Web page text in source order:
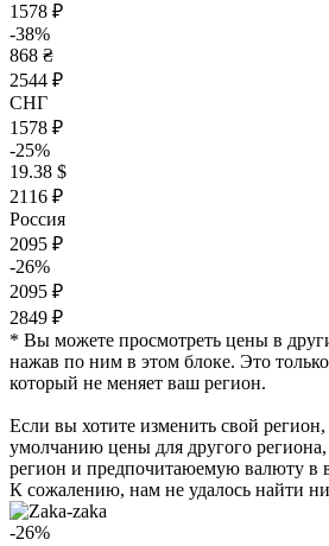
1578 ₽
-38%
868 ₴
2544 ₽
СНГ
1578 ₽
-25%
19.38 $
2116 ₽
Россия
2095 ₽
-26%
2095 ₽
2849 ₽
* Вы можете просмотреть цены в
нажав по ним в этом блоке. Это
который не меняет ваш регион.
Если вы хотите изменить свой
умолчанию цены для другого региона,
регион и предпочитаюемую валюту в
К сожалению, нам не удалось найти
-26%